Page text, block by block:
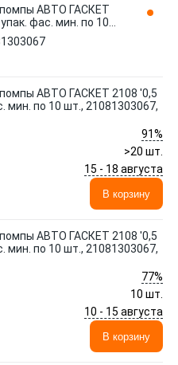
помпы АВТО ГАСКЕТ
фас. мин. по 10
AUTOGASKET
АВТО ГАСКЕТ 2108 '0,5
мин. по 10 шт., 21081303067,
91%
>20 шт.
15 - 18 августа
В корзину
АВТО ГАСКЕТ 2108 '0,5
мин. по 10 шт., 21081303067,
77%
10 шт.
10 - 15 августа
В корзину